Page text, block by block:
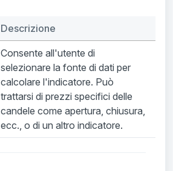
Descrizione
Consente all'utente di
selezionare la fonte di dati per
calcolare l'indicatore. Può
trattarsi di prezzi specifici delle
candele come apertura, chiusura,
ecc., o di un altro indicatore.